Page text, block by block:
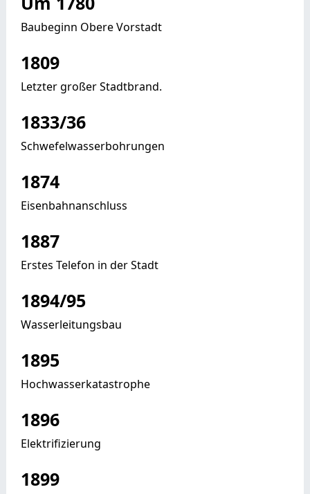
Baubeginn Obere Vorstadt
1809
Letzter großer Stadtbrand.
1833/36
Schwefelwasserbohrungen
1874
Eisenbahnanschluss
1887
Erstes Telefon in der Stadt
1894/95
Wasserleitungsbau
1895
Hochwasserkatastrophe
1896
Elektrifizierung
1899